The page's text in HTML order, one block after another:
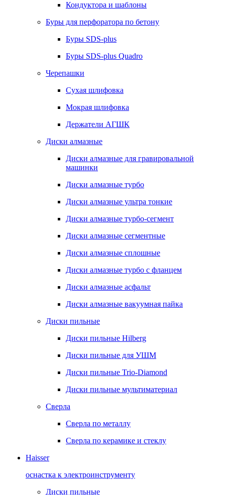
Кондуктора и шаблоны
Буры для перфоратора по бетону
Буры SDS-plus
Буры SDS-plus Quadro
Черепашки
Сухая шлифовка
Мокрая шлифовка
Держатели АГШК
Диски алмазные
Диски алмазные для гравировальной
машинки
Диски алмазные турбо
Диски алмазные ультра тонкие
Диски алмазные турбо-сегмент
Диски алмазные сегментные
Диски алмазные сплошные
Диски алмазные турбо с фланцем
Диски алмазные асфальт
Диски алмазные вакуумная пайка
Диски пильные
Диски пильные Hilberg
Диски пильные для УШМ
Диски пильные Trio-Diamond
Диски пильные мультиматериал
Сверла
Сверла по металлу
Сверла по керамике и стеклу
Haisser
оснастка к электроинструменту
Диски пильные